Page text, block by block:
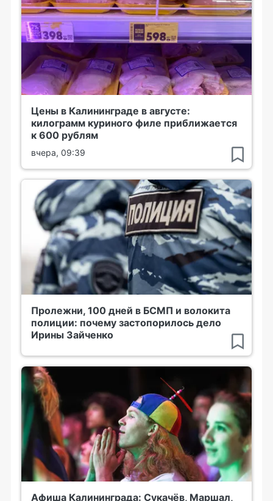
Цены в Калининграде в августе:
килограмм куриного филе приближается
к 600 рублям
вчера, 09:39
Пролежни, 100 дней в БСМП и волокита
полиции: почему застопорилось дело
Ирины Зайченко
Афиша Калининграда: Сукачёв, Маршал,